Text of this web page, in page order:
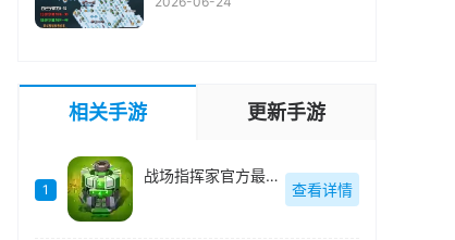
相关手游 更新手游
1
战场指挥家官方最新版
查看详情